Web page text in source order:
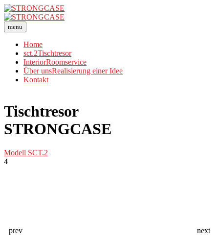
menu
Home
sct.2Tischtresor
InteriorRoomservice
Über unsRealisierung einer Idee
Kontakt
Tischtresor
STRONGCASE
Modell SCT.2
prev next
4